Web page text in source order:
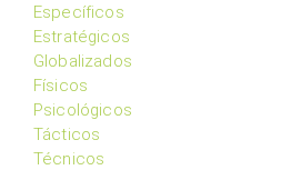
Específicos
Estratégicos
Globalizados
Físicos
Psicológicos
Tácticos
Técnicos